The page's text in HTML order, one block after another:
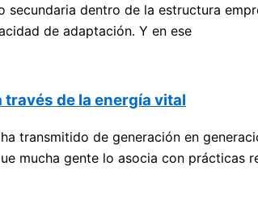
dentro de la estructura
de adaptación. Y en ese
través de la energía vital
transmitido de generación en
mucha gente lo asocia con prácticas